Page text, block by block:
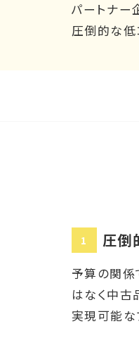
パートナー
圧倒的な低
1 圧倒
予算の関係
はなく中古
実現可能な